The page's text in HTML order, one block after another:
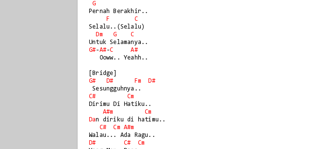
G
Pernah Berakhir..
F
C
Selalu..(Selalu)
Dm
G
C
G#-A#-C
A#
G#
D# Fm
D#
C#
Cm
Dirimu Di Hatiku..
A#m
Cm
Dan diriku di hatimu..
C#
Cm
A#m
D#
C#
Cm